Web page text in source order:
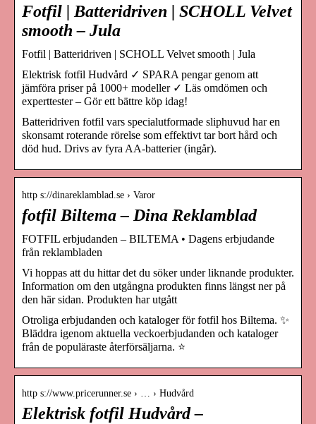
Fotfil | Batteridriven | SCHOLL Velvet
smooth – Jula
Fotfil | Batteridriven | SCHOLL Velvet smooth | Jula
Elektrisk fotfil Hudvård ✓ SPARA pengar genom att
jämföra priser på 1000+ modeller ✓ Läs omdömen och
experttester – Gör ett bättre köp idag!
Batteridriven fotfil vars specialutformade sliphuvud har en
skonsamt roterande rörelse som effektivt tar bort hård och
död hud. Drivs av fyra AA-batterier (ingår).
http s://dinareklamblad.se › Varor
fotfil Biltema – Dina Reklamblad
FOTFIL erbjudanden – BILTEMA • Dagens erbjudande
från reklambladen
Vi hoppas att du hittar det du söker under liknande produkter.
Information om den utgångna produkten finns längst ner på
den här sidan. Produkten har utgått
Otroliga erbjudanden och kataloger för fotfil hos Biltema. ✨
Bläddra igenom aktuella veckoerbjudanden och kataloger
från de populäraste återförsäljarna. ⭐
http s://www.pricerunner.se › … › Hudvård
Elektrisk fotfil Hudvård –